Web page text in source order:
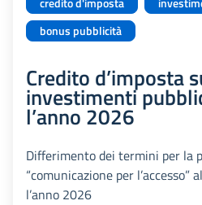
bonus pubblicità
Credito d’imposta
investimenti
l’anno 2026
Differimento dei termini per la
“comunicazione per
l’anno 2026